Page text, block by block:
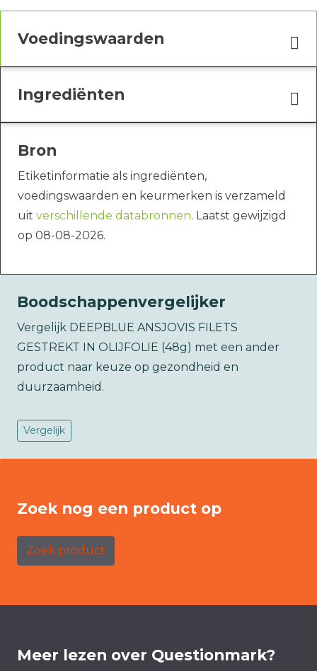
Voedingswaarden
Ingrediënten
Bron
Etiketinformatie als ingrediënten,
voedingswaarden en keurmerken is verzameld
uit verschillende databronnen. Laatst gewijzigd
op 08-08-2026.
Boodschappenvergelijker
Vergelijk DEEPBLUE ANSJOVIS FILETS
GESTREKT IN OLIJFOLIE (48g) met een ander
product naar keuze op gezondheid en
duurzaamheid.
Vergelijk
Zoek nog een product op
Zoek product
Meer lezen over Questionmark?